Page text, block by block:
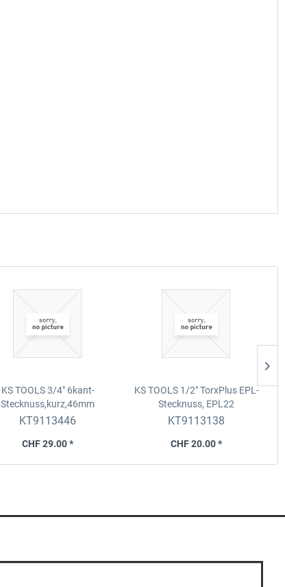
KS TOOLS 3/4" 6kant-
Stecknuss,kurz,46mm
KT9113446
CHF 29.00 *
KS TOOLS 1/2" TorxPlus EPL-
Stecknuss, EPL22
KT9113138
CHF 20.00 *